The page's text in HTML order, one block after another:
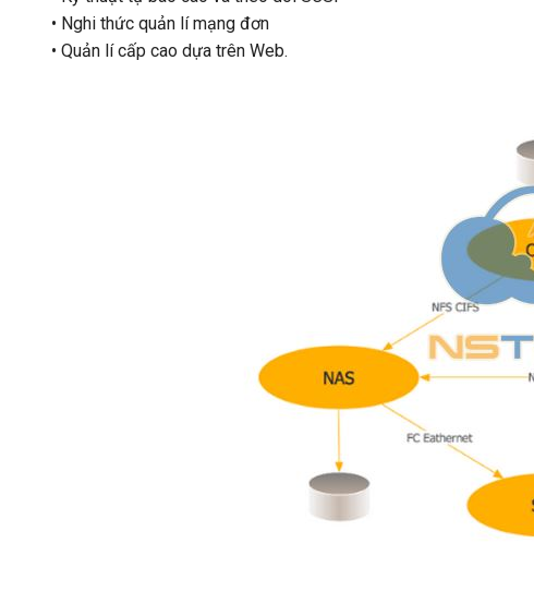
• Nghi thức quản lí mạng đơn
• Quản lí cấp cao dựa trên Web.